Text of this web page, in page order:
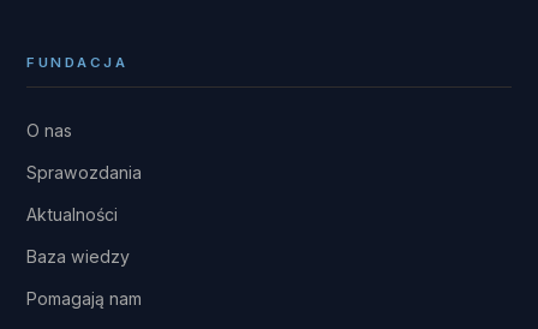
FUNDACJA
O nas
Sprawozdania
Aktualności
Baza wiedzy
Pomagają nam